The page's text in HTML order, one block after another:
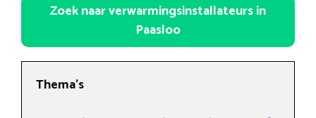
Zoek naar verwarmingsinstallateurs in
Paasloo
Thema’s